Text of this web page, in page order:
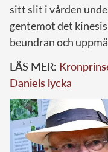
sitt slit i vården
gentemot det
beundran och
LÄS MER:
Daniels lycka